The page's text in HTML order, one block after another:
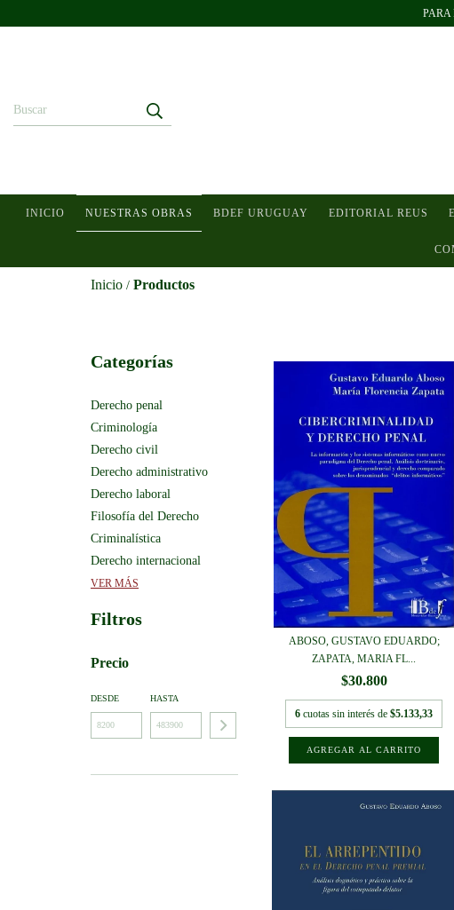
PARA
INICIO NUESTRAS OBRAS BDEF URUGUAY EDITORIAL REUS
Inicio / Productos
Categorías
Derecho penal
Criminología
Derecho civil
Derecho administrativo
Derecho laboral
Filosofía del Derecho
Criminalística
Derecho internacional
VER MÁS
Filtros
Precio
DESDE HASTA
ABOSO, GUSTAVO EDUARDO;
ZAPATA, MARIA FL...
$30.800
6 cuotas sin interés de$5.133,33